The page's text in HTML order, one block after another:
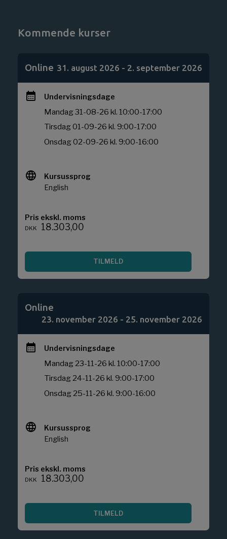
Kommende kurser
Online 31. august 2026 - 2. september 2026
Undervisningsdage
Mandag 31-08-26 kl. 10:00-17:00
Tirsdag 01-09-26 kl. 9:00-17:00
Onsdag 02-09-26 kl. 9:00-16:00
Kursussprog
English
Pris ekskl. moms
DKK 18.303,00
TILMELD
Tilføj
Online
23. november 2026 - 25. november 2026
Undervisningsdage
Mandag 23-11-26 kl. 10:00-17:00
Tirsdag 24-11-26 kl. 9:00-17:00
Onsdag 25-11-26 kl. 9:00-16:00
Kursussprog
English
Pris ekskl. moms
DKK 18.303,00
TILMELD